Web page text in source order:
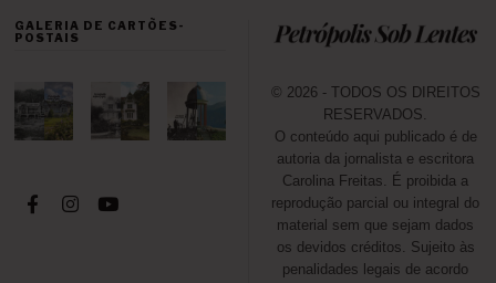
GALERIA DE CARTÕES-
POSTAIS
© 2026 - TODOS OS DIREITOS
RESERVADOS.
O conteúdo aqui publicado é de
autoria da jornalista e escritora
Carolina Freitas. É proibida a
reprodução parcial ou integral do
material sem que sejam dados
os devidos créditos. Sujeito às
penalidades legais de acordo